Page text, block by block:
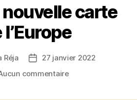
nouvelle carte
l’Europe
Réja
Date27 janvier 2022
commentairesur